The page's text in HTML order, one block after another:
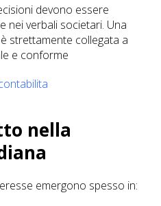
devono essere
nei verbali societari. Una
strettamente collegata a
e conforme
nella
emergono spesso in: